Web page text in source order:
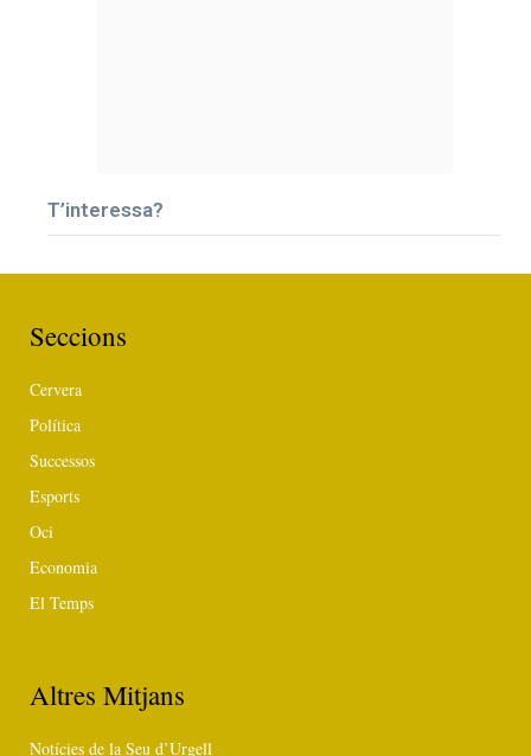
T’interessa?
Seccions
Cervera
Política
Successos
Esports
Oci
Economia
El Temps
Altres Mitjans
Notícies de la Seu d’Urgell